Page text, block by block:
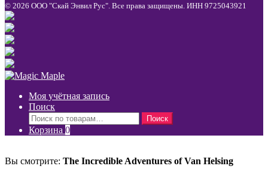
© 2026 ООО "Скай Энвил Рус". Все права защищены. ИНН 9725043921
Моя учётная запись
Поиск
Искать:
Поиск
Корзина 0
Вы смотрите: The Incredible Adventures of Van Helsing